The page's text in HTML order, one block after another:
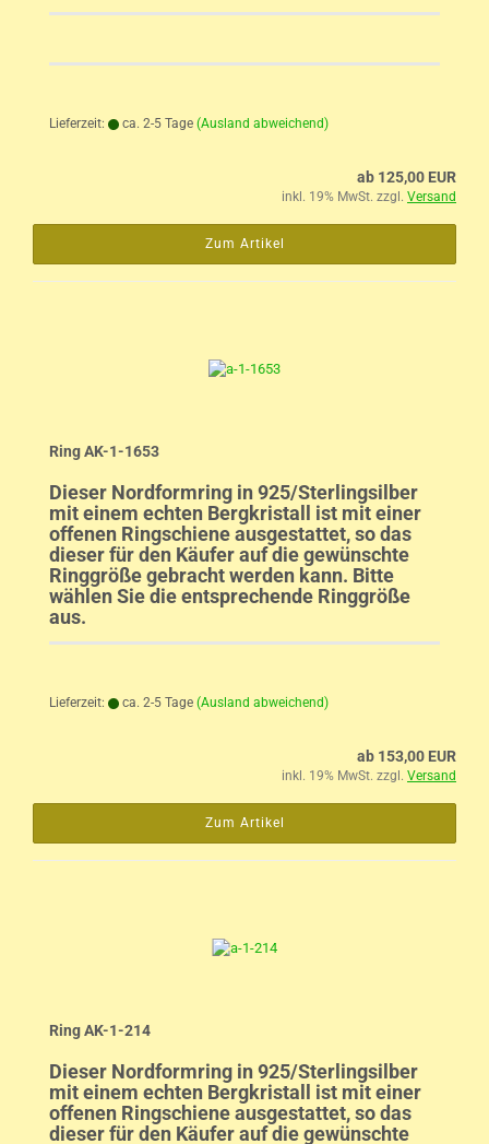
Lieferzeit: ca. 2-5 Tage (Ausland abweichend)
ab 125,00 EUR
inkl. 19% MwSt. zzgl. Versand
Zum Artikel
Ring AK-1-1653
Dieser Nordformring in 925/Sterlingsilber
mit einem echten Bergkristall ist mit einer
offenen Ringschiene ausgestattet, so das
dieser für den Käufer auf die gewünschte
Ringgröße gebracht werden kann. Bitte
wählen Sie die entsprechende Ringgröße
aus.
Lieferzeit: ca. 2-5 Tage (Ausland abweichend)
ab 153,00 EUR
inkl. 19% MwSt. zzgl. Versand
Zum Artikel
Ring AK-1-214
Dieser Nordformring in 925/Sterlingsilber
mit einem echten Bergkristall ist mit einer
offenen Ringschiene ausgestattet, so das
dieser für den Käufer auf die gewünschte